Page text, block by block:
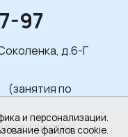
и персонализации.
файлов cookie.
97
д.6-Г
(занятия по
школы: